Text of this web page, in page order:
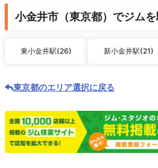
小金井市（東京都）でジム
東小金井駅(26) 新小金井駅(21)
東京都のエリア選択に戻る